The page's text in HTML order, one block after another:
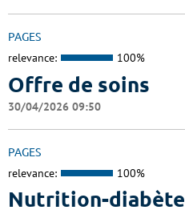
PAGES
relevance: 100%
Offre de soins
30/04/2026 09:50
PAGES
relevance: 100%
Nutrition-diabète